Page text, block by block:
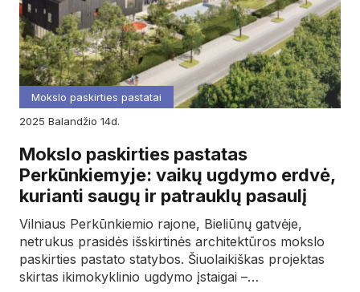
Mokslo paskirties pastatai
2025
balandžio 14d.
Mokslo paskirties pastatas
Perkūnkiemyje: vaikų ugdymo erdvė,
kurianti saugų ir patrauklų pasaulį
Vilniaus Perkūnkiemio rajone, Bieliūnų gatvėje,
netrukus prasidės išskirtinės architektūros mokslo
paskirties pastato statybos. Šiuolaikiškas projektas
skirtas ikimokyklinio ugdymo įstaigai –…